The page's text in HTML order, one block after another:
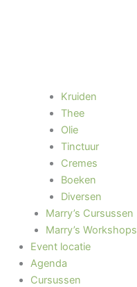
Kruiden
Thee
Olie
Tinctuur
Cremes
Boeken
Diversen
Marry’s Cursussen
Marry’s Workshops
Event locatie
Agenda
Cursussen